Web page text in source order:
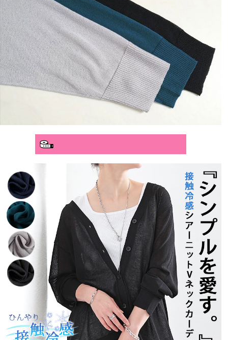
分かりやすいサイズガイド>>